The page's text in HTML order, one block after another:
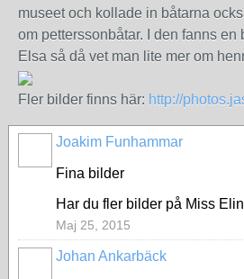
museet och kollade in båtarna
om petterssonbåtar. I den fanns en
Elsa så då vet man lite mer om
Fler bilder finns här: http://
Joakim Funhammar
Fina bilder
Har du fler bilder på Miss
Maj 25, 2015
Johan Ankarbäck